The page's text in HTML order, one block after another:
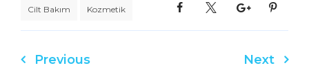
Cilt Bakım Kozmetik
Yazı
Previous Next